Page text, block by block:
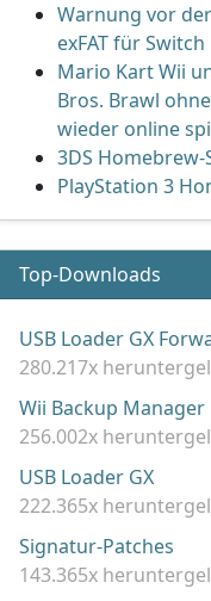
Warnung vor
exFAT für
Mario Kart Wii
Bros. Brawl
wieder online
3DS Homebrew-
PlayStation 3
Top-Downloads
USB Loader GX
280.217x
Wii Backup Manager
256.002x
USB Loader GX
222.365x
Signatur-Patches
143.365x